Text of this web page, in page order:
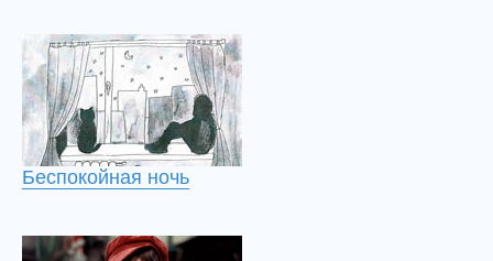
Беспокойная ночь